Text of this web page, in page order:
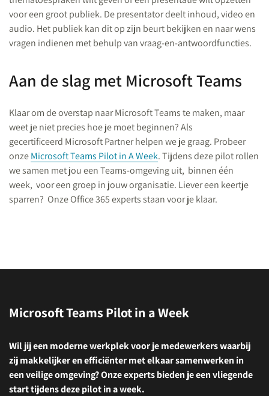
voor een groot publiek. De presentator deelt inhoud, video en
audio. Het publiek kan dit op zijn beurt bekijken en naar wens
vragen indienen met behulp van vraag-en-antwoordfuncties.
Aan de slag met Microsoft Teams
Klaar om de overstap naar Microsoft Teams te maken, maar
weet je niet precies hoe je moet beginnen? Als
gecertificeerd Microsoft Partner helpen we je graag. Probeer
onzeMicrosoft Teams Pilot in A Week. Tijdens deze pilot rollen
we samen met jou een Teams-omgeving uit, binnen één
week, voor een groep in jouw organisatie. Liever een keertje
sparren? Onze Office 365 experts staan voor je klaar.
Microsoft Teams Pilot in a Week
Wil jij een moderne werkplek voor je medewerkers waarbij
zij makkelijker en efficiënter met elkaar samenwerken in
een veilige omgeving? Onze experts bieden je een vliegende
start tijdens deze pilot in a week.